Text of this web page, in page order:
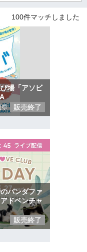
100件マッチしました
場「アソビ
県 販売終了
パンダファ
ドベンチャ
販売終了